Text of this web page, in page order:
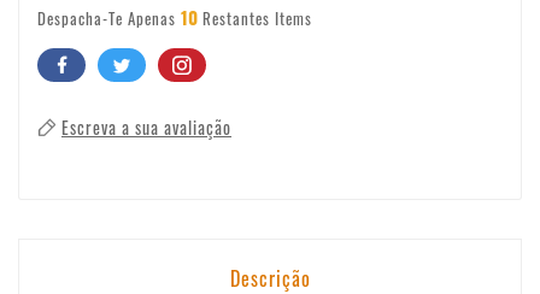
Despacha-Te Apenas 10 Restantes Items
Escreva a sua avaliação
Descrição